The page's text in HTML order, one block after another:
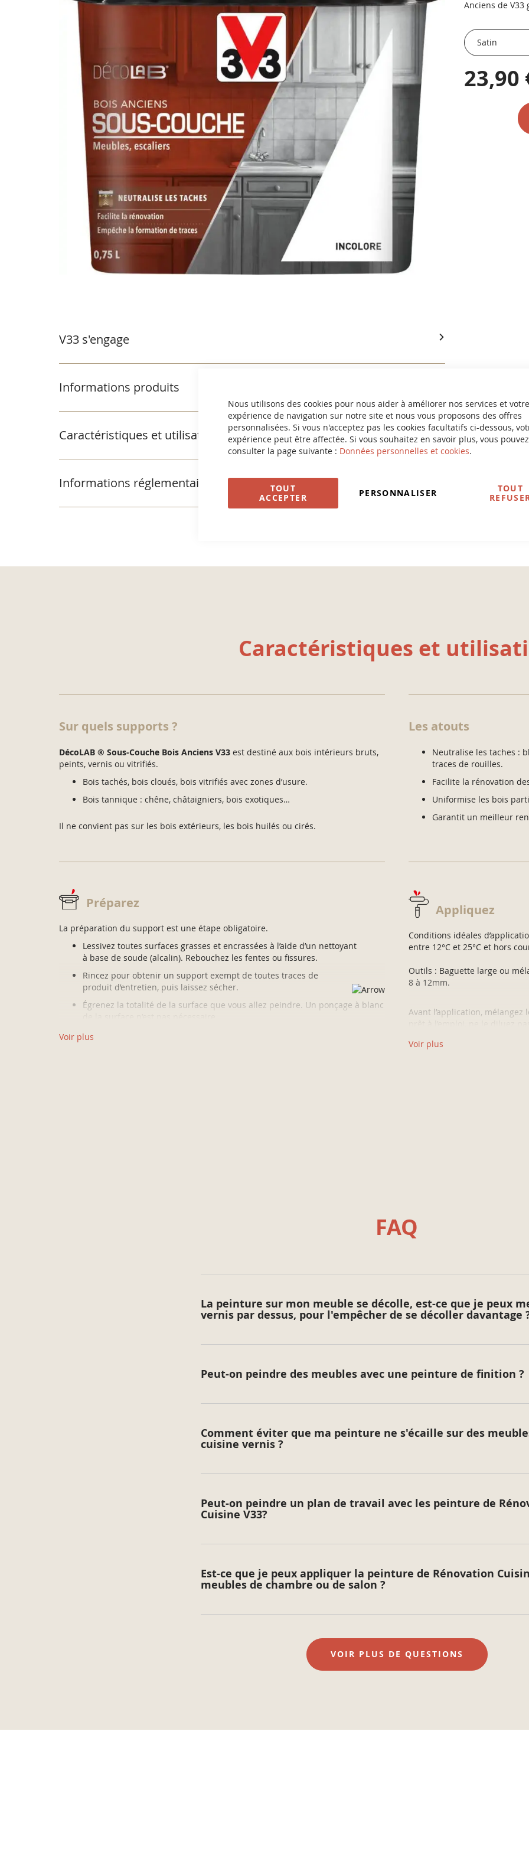
Nous utilisons des cookies pour nous aider à améliorer nos services et votre
expérience de navigation sur notre site et nous vous proposons des offres
personnalisées. Si vous n'acceptez pas les cookies facultatifs ci-dessous,
expérience peut être affectée. Si vous souhaitez en savoir plus, vous pouvez
consulter la page suivante : Données personnelles et cookies.
TOUT
ACCEPTER
PERSONNALISER
TOUT
Galerie
Anciens de
23,90
V33 s'engage
Informations produits
Caractéristiques et utilisation
Informations réglementaires
Caractéristiques et
Sur quels supports ?
DécoLAB ® Sous-Couche Bois Anciens V33 est destiné aux bois intérieurs bruts,
peints, vernis ou vitrifiés.
Bois tachés, bois cloués, bois vitrifiés avec zones d’usure.
Bois tannique : chêne, châtaigniers, bois exotiques…
Il ne convient pas sur les bois extérieurs, les bois huilés ou cirés.
Les atouts
Neutralise les taches :
traces de rouilles.
Facilite la rénovation
Uniformise les bois
Garantit un meilleur
Préparez
La préparation du support est une étape obligatoire.
Lessivez toutes surfaces grasses et encrassées à l’aide d’un nettoyant
à base de soude (alcalin). Rebouchez les fentes ou fissures.
Rincez pour obtenir un support exempt de toutes traces de
produit d’entretien, puis laissez sécher.
Égrenez la totalité de la surface que vous allez peindre. Un ponçage à blanc
est indispensable. Dépoussiérez.
Voir plus
Appliquez
Conditions idéales
entre 12°C et 25°C et hors
Outils : Baguette large ou
8 à 12mm.
Avant l’application,
Appliquez la
produit et ainsi perdre
Dépoussiérez
Travaillez la préparation
Évitez de trop charger
Évitez d’arrêter
les dans un sac
Voir plus
FAQ
La peinture sur mon meuble se décolle, est-ce que je peux
vernis par dessus, pour l'empêcher de se décoller davantage
Peut-on peindre des meubles avec une peinture de finition ?
Comment éviter que ma peinture ne s'écaille sur des
cuisine vernis ?
Peut-on peindre un plan de travail avec les peinture de
Cuisine V33?
Est-ce que je peux appliquer la peinture de Rénovation
meubles de chambre ou de salon ?
VOIR PLUS DE QUESTIONS